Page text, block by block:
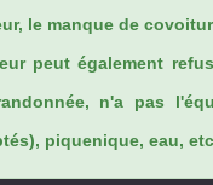
le manque de
peut également
n'a pas
piquenique, eau,